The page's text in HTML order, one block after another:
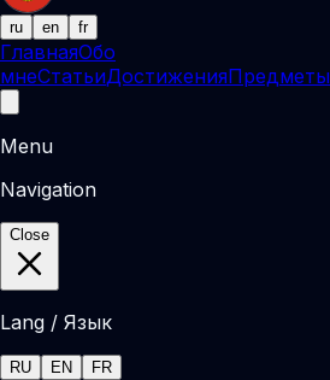
ru en fr
ГлавнаяОбо
мнеСтатьиДостиженияПредметы
Menu
Navigation
Close
Lang / Язык
RU EN FR